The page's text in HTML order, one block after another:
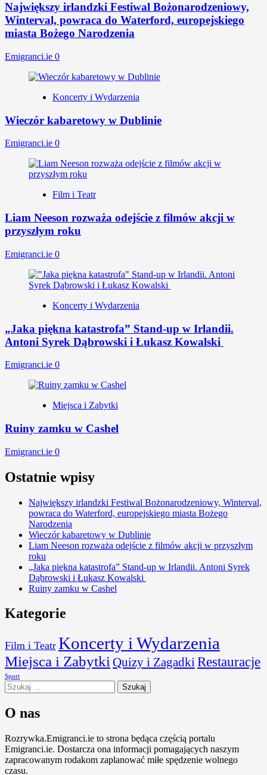
Największy irlandzki Festiwal Bożonarodzeniowy,
Winterval, powraca do Waterford, europejskiego
miasta Bożego Narodzenia
Emigranci.ie 0
Koncerty i Wydarzenia
Wieczór kabaretowy w Dublinie
Emigranci.ie 0
Film i Teatr
Liam Neeson rozważa odejście z filmów akcji w
przyszłym roku
Emigranci.ie 0
Koncerty i Wydarzenia
„Jaka piękna katastrofa” Stand-up w Irlandii.
Antoni Syrek Dąbrowski i Łukasz Kowalski
Emigranci.ie 0
Miejsca i Zabytki
Ruiny zamku w Cashel
Emigranci.ie 0
Ostatnie wpisy
Największy irlandzki Festiwal Bożonarodzeniowy, Winterval,
powraca do Waterford, europejskiego miasta Bożego
Narodzenia
Wieczór kabaretowy w Dublinie
Liam Neeson rozważa odejście z filmów akcji w przyszłym
roku
„Jaka piękna katastrofa” Stand-up w Irlandii. Antoni Syrek
Dąbrowski i Łukasz Kowalski
Ruiny zamku w Cashel
Kategorie
Film i Teatr Koncerty i Wydarzenia
Miejsca i Zabytki Quizy i Zagadki Restauracje
Sport
Szukaj:
O nas
Rozrywka.Emigranci.ie to strona będąca częścią portalu
Emigranci.ie. Dostarcza ona informacji pomagających naszym
zapracowanym rodakom zaplanować miłe spędzenie wolnego
czasu.